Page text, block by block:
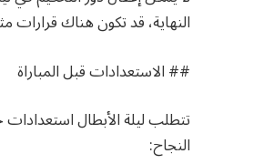
النهاية، قد تكون هناك قرارات
## الاستعدادات قبل المباراة
تتطلب ليلة الأبطال
النجاح: